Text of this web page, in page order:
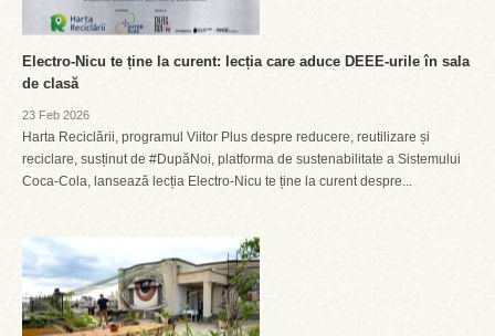
Electro-Nicu te ține la curent: lecția care aduce DEEE-urile în sala
de clasă
23 Feb 2026
Harta Reciclării, programul Viitor Plus despre reducere, reutilizare și
reciclare, susținut de #DupăNoi, platforma de sustenabilitate a Sistemului
Coca-Cola, lansează lecția Electro-Nicu te ține la curent despre...